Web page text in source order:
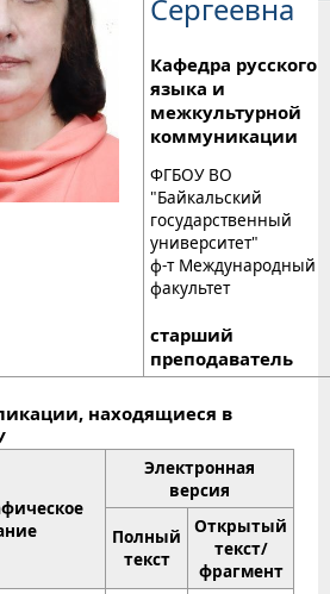
Сергеевна
Кафедра русского
языка и
межкультурной
коммуникации
ФГБОУ ВО
"Байкальский
государственный
университет"
ф-т Международный
факультет
старший
преподаватель
находящиеся в
Электронная
версия
Полный
текст
Открытый
текст/
фрагмент